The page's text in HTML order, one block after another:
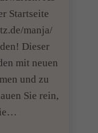
Startseite
manja/
Dieser
mit neuen
und zu
Sie rein,